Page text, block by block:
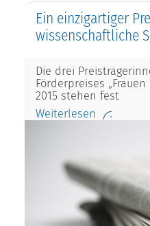
Ein einzigartiger
wissenschaftliche
Die drei
Förderpreises
2015 stehen fest
Weiterlesen